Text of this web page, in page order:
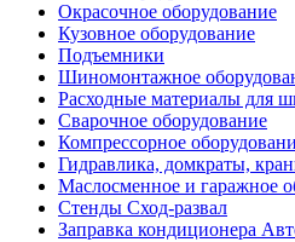
Окрасочное оборудование
Кузовное оборудование
Подъемники
Шиномонтажное
Расходные материалы для
Сварочное оборудование
Компрессорное
Гидравлика, домкраты,
Маслосменное и гаражное
Стенды Сход-развал
Заправка кондиционера